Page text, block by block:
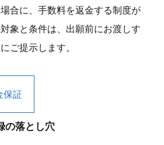
合に、手数料を返金する制度が
象と条件は、出願前にお渡しす
ご提示します。
保証
の落とし穴